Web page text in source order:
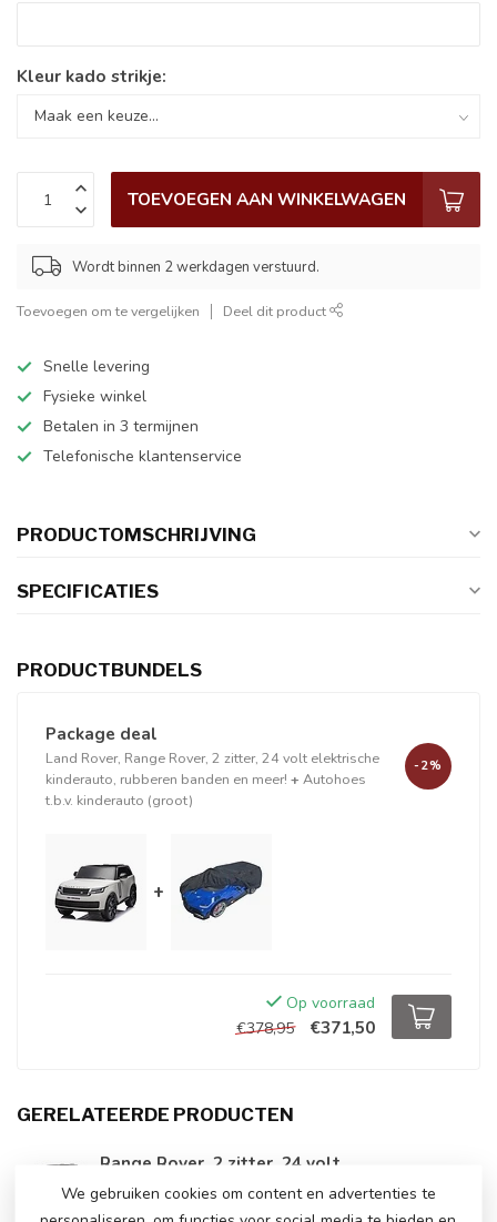
Kleur kado strikje:
TOEVOEGEN AAN WINKELWAGEN
Wordt binnen 2 werkdagen verstuurd.
Toevoegen om te vergelijken Deel dit product
Snelle levering
Fysieke winkel
Betalen in 3 termijnen
Telefonische klantenservice
PRODUCTOMSCHRIJVING
SPECIFICATIES
PRODUCTBUNDELS
Package deal
Land Rover, Range Rover, 2 zitter, 24 volt elektrische
kinderauto, rubberen banden en meer! + Autohoes
t.b.v. kinderauto (groot)
-2%
+
Op voorraad
€378,95
€371,50
GERELATEERDE PRODUCTEN
Range Rover, 2 zitter, 24 volt
Op voorraad
€375,00
We gebruiken cookies om content en advertenties te